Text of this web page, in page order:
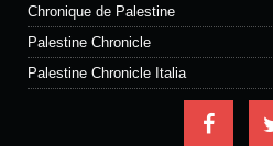
Chronique de Palestine
Palestine Chronicle
Palestine Chronicle Italia